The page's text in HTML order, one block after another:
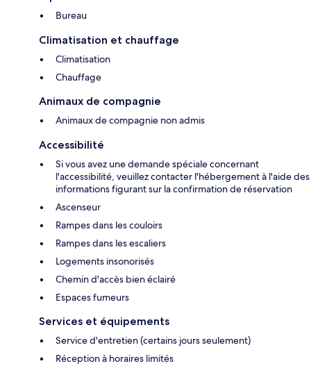
Bureau
Climatisation et chauffage
Climatisation
Chauffage
Animaux de compagnie
Animaux de compagnie non admis
Accessibilité
Si vous avez une demande spéciale concernant
l'accessibilité, veuillez contacter l'hébergement à l'aide des
informations figurant sur la confirmation de réservation
Ascenseur
Rampes dans les couloirs
Rampes dans les escaliers
Logements insonorisés
Chemin d'accès bien éclairé
Espaces fumeurs
Services et équipements
Service d'entretien (certains jours seulement)
Réception à horaires limités